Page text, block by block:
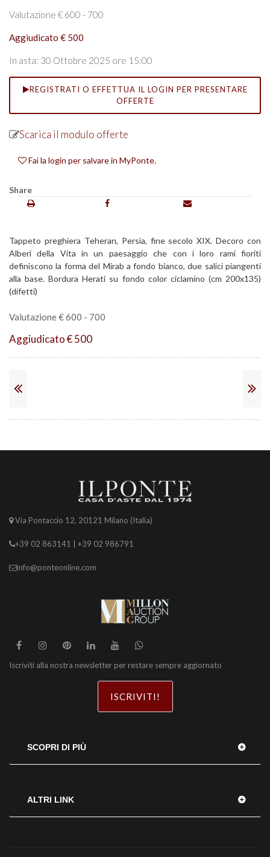
Valutazione € 600 - 700
Aggiudicato € 500
In asta: 30 Ottobre 2025 ore 15:00
REGISTRATI O EFFETTUA IL LOGIN PER PRESENTARE
OFFERTE
Scarica il modulo offerte
Fai la login per salvare in MyPonte.
Share
Tappeto preghiera Teheran, Persia, fine secolo XIX. Decoro con
Alberi della Vita in un paesaggio che con i loro rami fioriti
definiscono la forma del Mirab a fondo bianco, due salici piangenti
alla base. Bordura Herati su fondo color ciclamino (cm 200x135)
(difetti)
Valutazione € 600 - 700
Aggiudicato € 500
Via Pontaccio 12, 20121 Milano (Italia)
+39 02 863141 | +39 02 986791
info@ponteonline.com
Iscriviti alla nostra newsletter per restare sempre aggiornato
ISCRIVITI!
SCOPRI DI PIÙ
ALTRI LINK